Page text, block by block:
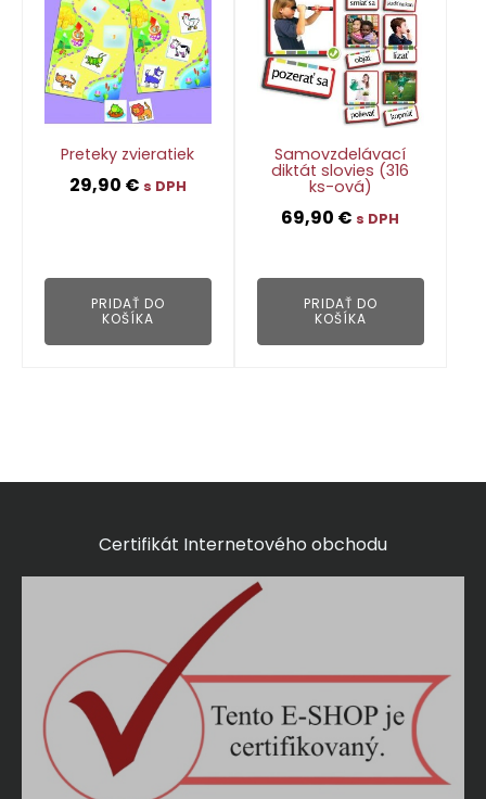
Preteky zvieratiek
29,90 € s DPH
PRIDAŤ DO
KOŠÍKA
Samovzdelávací
diktát slovies (316
ks-ová)
69,90 € s DPH
PRIDAŤ DO
KOŠÍKA
Certifikát Internetového obchodu